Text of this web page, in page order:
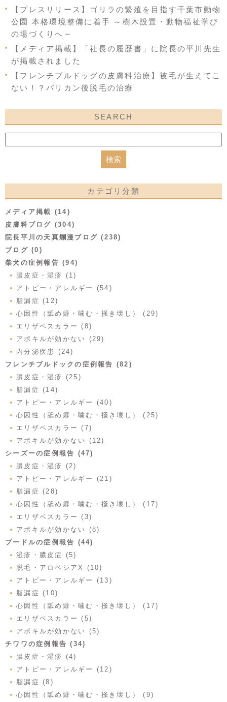
【プレスリリース】ゴリラの繁殖を目指す千葉市動物
公園 本格環境整備に着手 ～樹木設置・動物福祉学び
の場づくりへ～
【メディア掲載】「社長の履歴書」に院長の平川先生
が掲載されました
【フレンチブルドッグの皮膚科治療】被毛が生えてこ
ない！？バリカン後脱毛の治療
SEARCH
カテゴリ分類
メディア掲載 (14)
皮膚科ブログ (304)
院長平川の天真爛漫ブログ (238)
ブログ (0)
柴犬の症例報告 (94)
膿皮症・湿疹 (1)
アトピー・アレルギー (54)
脂漏症 (12)
心因性（舐め癖・噛む・掻き壊し） (29)
エリザベスカラー (8)
アポキルが効かない (29)
内分泌疾患 (24)
フレンチブルドックの症例報告 (82)
膿皮症・湿疹 (25)
脂漏症 (14)
アトピー・アレルギー (40)
心因性（舐め癖・噛む・掻き壊し） (25)
エリザベスカラー (7)
アポキルが効かない (12)
シーズーの症例報告 (47)
膿皮症・湿疹 (2)
アトピー・アレルギー (21)
脂漏症 (28)
心因性（舐め癖・噛む・掻き壊し） (17)
エリザベスカラー (3)
アポキルが効かない (8)
プードルの症例報告 (44)
湿疹・膿皮症 (5)
脱毛・アロペシアX (10)
アトピー・アレルギー (13)
脂漏症 (10)
心因性（舐め癖・噛む・掻き壊し） (17)
エリザベスカラー (5)
アポキルが効かない (5)
チワワの症例報告 (34)
膿皮症・湿疹 (4)
アトピー・アレルギー (12)
脂漏症 (8)
心因性（舐め癖・噛む・掻き壊し） (9)